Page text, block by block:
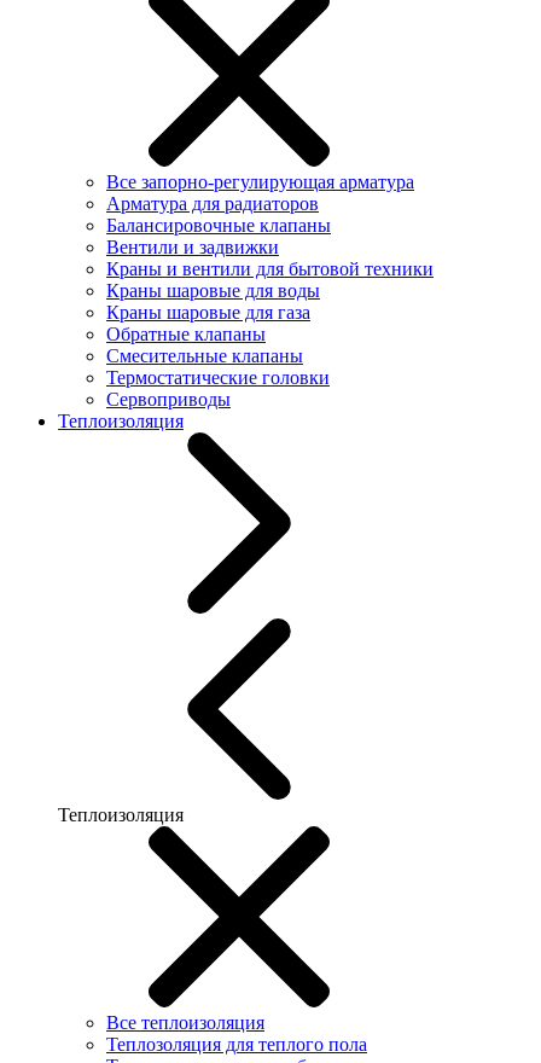
Все запорно-регулирующая арматура
Арматура для радиаторов
Балансировочные клапаны
Вентили и задвижки
Краны и вентили для бытовой техники
Краны шаровые для воды
Краны шаровые для газа
Обратные клапаны
Смесительные клапаны
Термостатические головки
Сервоприводы
Теплоизоляция
Теплоизоляция
Все теплоизоляция
Теплозоляция для теплого пола